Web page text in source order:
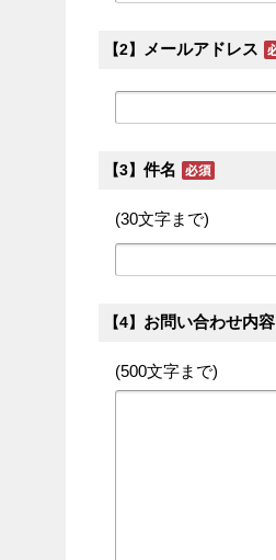
【2】 メールアドレス
【3】 件名
(30文字まで)
【4】 お問い合わせ内容
(500文字まで)